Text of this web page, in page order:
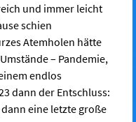
und immer leicht
schien
Atemholen hätte
– Pandemie,
endlos
dann der Entschluss:
eine letzte große